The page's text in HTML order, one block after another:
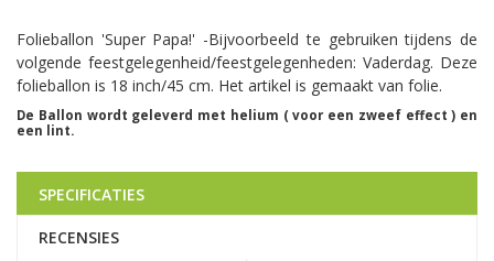
Folieballon 'Super Papa!' -Bijvoorbeeld te gebruiken tijdens de
volgende feestgelegenheid/feestgelegenheden: Vaderdag. Deze
folieballon is 18 inch/45 cm. Het artikel is gemaakt van folie.
De Ballon wordt geleverd met helium ( voor een zweef effect ) en
een lint.
SPECIFICATIES
RECENSIES